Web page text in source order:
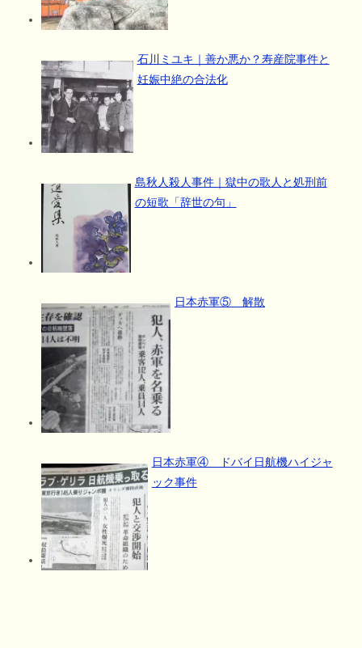
石川ミユキ｜善か悪か？寿産院事件と
妊娠中絶の合法化
島秋人殺人事件｜獄中の歌人と処刑前
の短歌「辞世の句」
日本赤軍⑤ 解散
日本赤軍④ ドバイ日航機ハイジャ
ック事件